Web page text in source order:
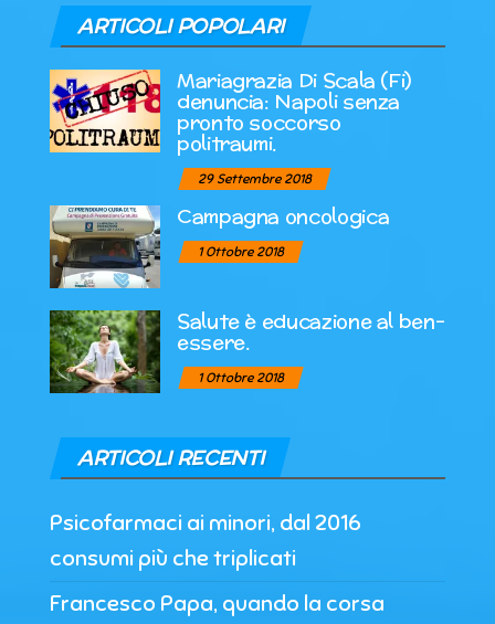
ARTICOLI POPOLARI
Mariagrazia Di Scala (Fi)
denuncia: Napoli senza
pronto soccorso
politraumi.
29 Settembre 2018
Campagna oncologica
1 Ottobre 2018
Salute è educazione al ben-
essere.
1 Ottobre 2018
ARTICOLI RECENTI
Psicofarmaci ai minori, dal 2016
consumi più che triplicati
Francesco Papa, quando la corsa